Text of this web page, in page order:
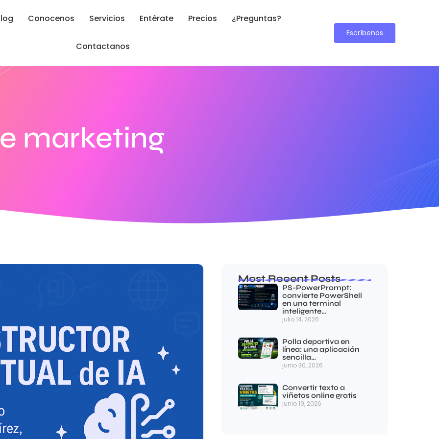
Conocenos Servicios Entérate Precios ¿Preguntas?
Contactanos
Escríbenos
marketing
Most Recent Posts
PS-PowerPrompt:
convierte PowerShell
en una terminal
inteligente…
julio 14, 2026
Polla deportiva en
línea: una aplicación
sencilla…
junio 30, 2026
Convertir texto a
viñetas online gratis
junio 19, 2026